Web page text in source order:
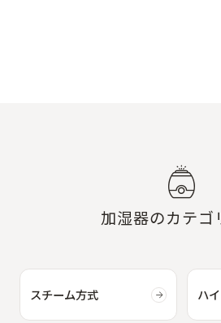
加湿器のカテゴ
スチーム方式 ハ